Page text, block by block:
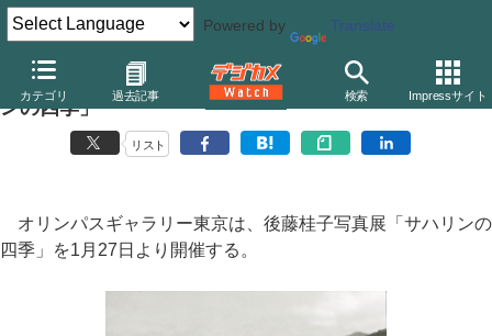
Powered by Translate
カテゴリ 過去記事 検索 Impressサイト
オリンパスギャラリー東京、後藤桂子写真展「サハリ
ンの四季」
リスト
オリンパスギャラリー東京は、後藤桂子写真展「サハリンの
四季」を1月27日より開催する。